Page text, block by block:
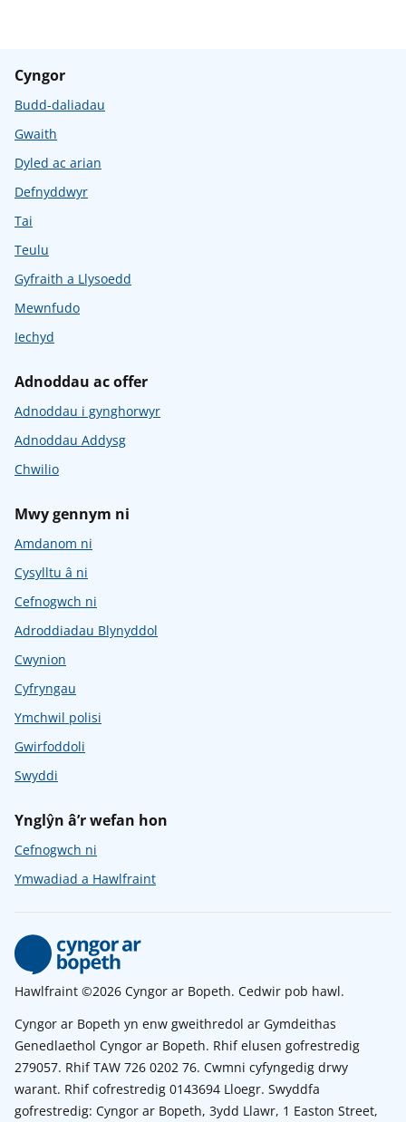
Cyngor
Budd-daliadau
Gwaith
Dyled ac arian
Defnyddwyr
Tai
Teulu
Gyfraith a Llysoedd
Mewnfudo
Iechyd
Adnoddau ac offer
Adnoddau i gynghorwyr
Adnoddau Addysg
Chwilio
Mwy gennym ni
Amdanom ni
Cysylltu â ni
Cefnogwch ni
Adroddiadau Blynyddol
Cwynion
Cyfryngau
Ymchwil polisi
Gwirfoddoli
Swyddi
Ynglŷn â’r wefan hon
Cefnogwch ni
Ymwadiad a Hawlfraint
Hawlfraint ©2026 Cyngor ar Bopeth. Cedwir pob hawl.
Cyngor ar Bopeth yn enw gweithredol ar Gymdeithas
Genedlaethol Cyngor ar Bopeth. Rhif elusen gofrestredig
279057. Rhif TAW 726 0202 76. Cwmni cyfyngedig drwy
warant. Rhif cofrestredig 0143694 Lloegr. Swyddfa
gofrestredig: Cyngor ar Bopeth, 3ydd Llawr, 1 Easton Street,